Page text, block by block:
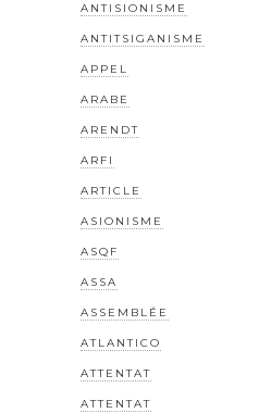
ANTISIONISME
ANTITSIGANISME
APPEL
ARABE
ARENDT
ARFI
ARTICLE
ASIONISME
ASQF
ASSA
ASSEMBLÉE
ATLANTICO
ATTENTAT
ATTENTAT